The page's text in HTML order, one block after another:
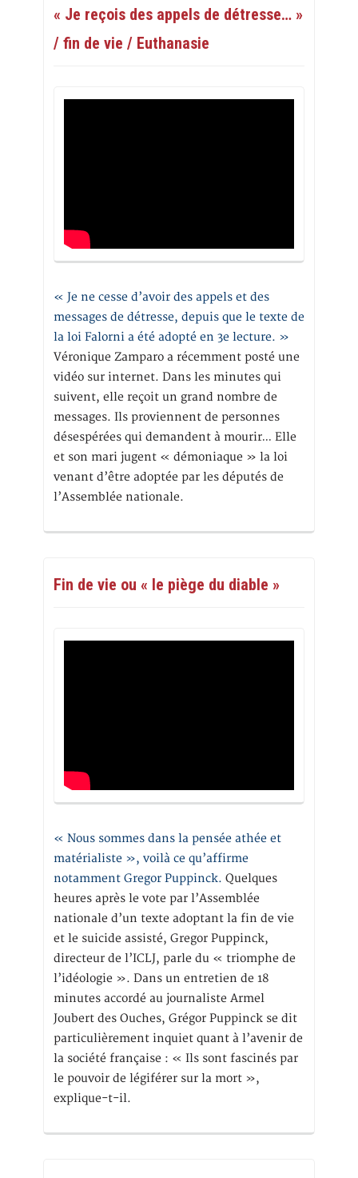
« Je reçois des appels de détresse… »
/ fin de vie / Euthanasie
« Je ne cesse d’avoir des appels et des
messages de détresse, depuis que le texte de
la loi Falorni a été adopté en 3e lecture. »
Véronique Zamparo a récemment posté une
vidéo sur internet. Dans les minutes qui
suivent, elle reçoit un grand nombre de
messages. Ils proviennent de personnes
désespérées qui demandent à mourir… Elle
et son mari jugent « démoniaque » la loi
venant d’être adoptée par les députés de
l’Assemblée nationale.
Fin de vie ou « le piège du diable »
« Nous sommes dans la pensée athée et
matérialiste », voilà ce qu’affirme
notamment Gregor Puppinck. Quelques
heures après le vote par l’Assemblée
nationale d’un texte adoptant la fin de vie
et le suicide assisté, Gregor Puppinck,
directeur de l’ICLJ, parle du « triomphe de
l’idéologie ». Dans un entretien de 18
minutes accordé au journaliste Armel
Joubert des Ouches, Grégor Puppinck se dit
particulièrement inquiet quant à l’avenir de
la société française : « Ils sont fascinés par
le pouvoir de légiférer sur la mort »,
explique-t-il.